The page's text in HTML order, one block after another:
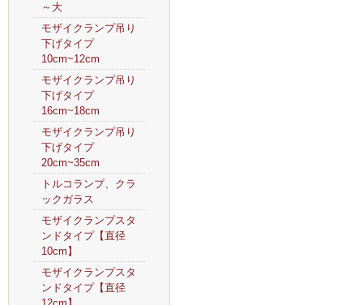
～大
モザイクランプ吊り
下げタイプ
10cm~12cm
モザイクランプ吊り
下げタイプ
16cm~18cm
モザイクランプ吊り
下げタイプ
20cm~35cm
トルコランプ、クラ
ックガラス
モザイクランプスタ
ンドタイプ【直径
10cm】
モザイクランプスタ
ンドタイプ【直径